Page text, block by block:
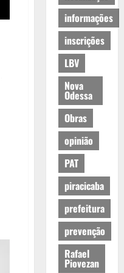
informações
inscrições
LBV
Nova
Odessa
Obras
opinião
PAT
piracicaba
prefeitura
prevenção
Rafael
Piovezan